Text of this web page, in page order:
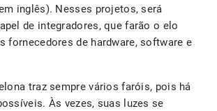
inglês). Nesses projetos, será
de integradores, que farão o elo
fornecedores de hardware, software e
traz sempre vários faróis, pois há
Às vezes, suas luzes se